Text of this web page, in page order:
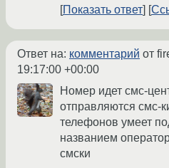
Показать ответ
Ответ на: комментарий от
19:17:00 +00:00
Номер идет смс-
отправляются смс-
телефонов умеет
названием
смски